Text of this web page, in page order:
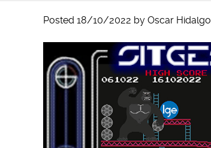
Posted 18/10/2022 by Oscar Hidalgo